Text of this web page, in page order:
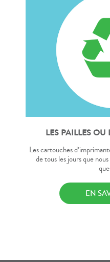
LES PAILLES OU
Les cartouches
de tous les jours que
EN